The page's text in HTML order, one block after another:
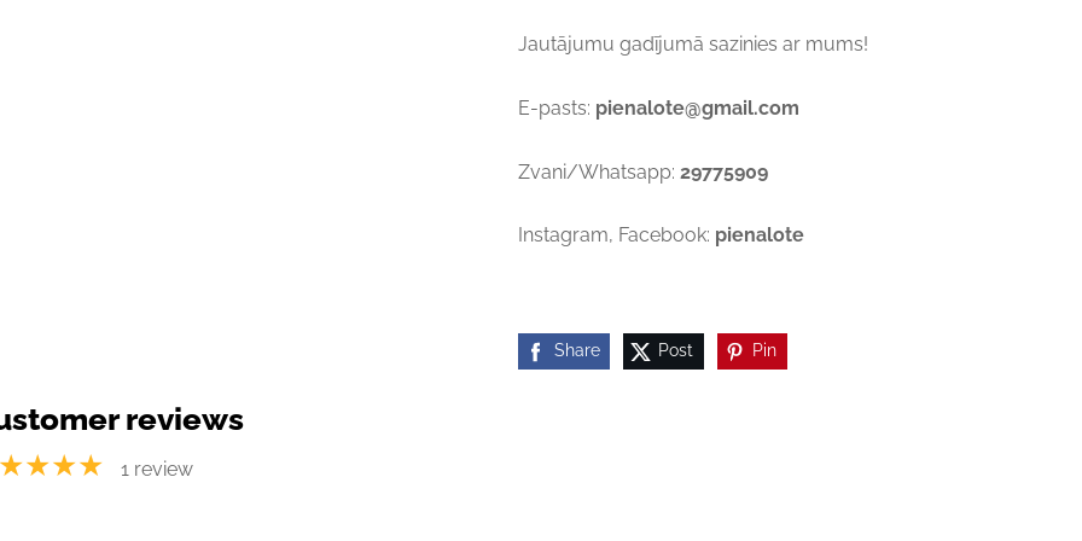
Jautājumu gadījumā sazinies ar mums!
E-pasts: pienalote@gmail.com
Zvani/Whatsapp: 29775909
Instagram, Facebook: pienalote
Share Post Pin
reviews
1 review